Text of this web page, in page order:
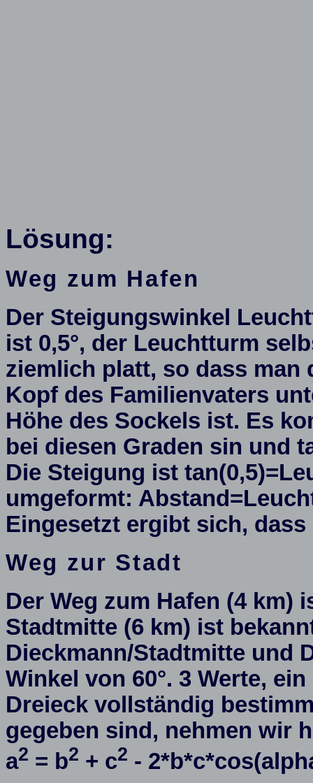
Lösung:
Weg zum Hafen
Der Steigungswinkel
ist 0,5°, der Leuchtturm
ziemlich platt, so dass man
Kopf des Familienvaters
Höhe des Sockels ist. Es
bei diesen Graden sin und
Die Steigung ist
umgeformt:
Eingesetzt ergibt sich,
Weg zur Stadt
Der Weg zum Hafen (4 km)
Stadtmitte (6 km) ist
Dieckmann/Stadtmitte und
Winkel von 60°. 3 Werte,
Dreieck vollständig
gegeben sind, nehmen wir
a2 = b2 + c2 -